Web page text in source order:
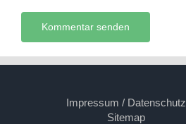
Impressum / Datenschutz
Sitemap